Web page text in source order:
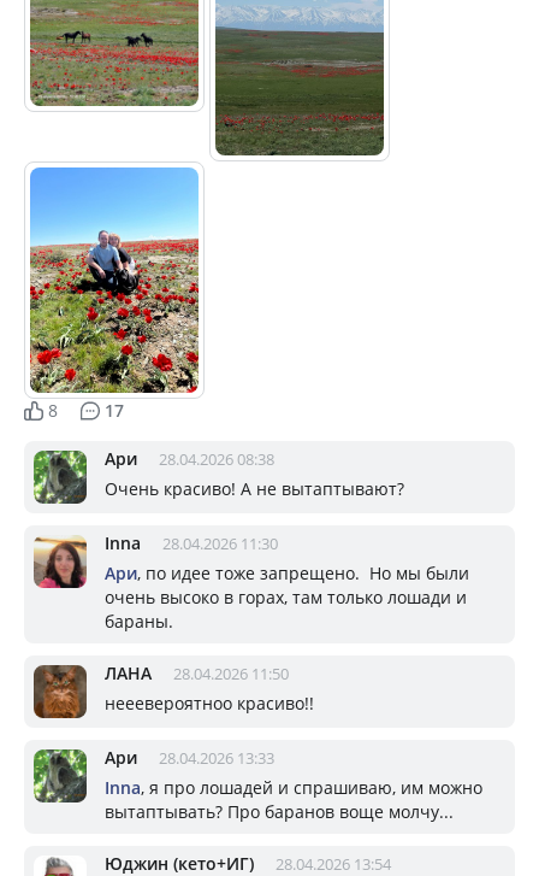
8 17
Ари 28.04.2026 08:38
Очень красиво! А не вытаптывают?
Inna 28.04.2026 11:30
Ари, по идее тоже запрещено. Но мы были
очень высоко в горах, там только лошади и
бараны.
ЛАНА 28.04.2026 11:50
нееевероятноо красиво!!
Ари 28.04.2026 13:33
Inna, я про лошадей и спрашиваю, им можно
вытаптывать? Про баранов воще молчу...
Юджин (кето+ИГ) 28.04.2026 13:54